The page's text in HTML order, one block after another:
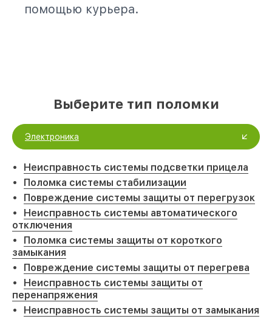
помощью курьера.
Выберите тип поломки
Электроника
Неисправность системы подсветки прицела
Поломка системы стабилизации
Повреждение системы защиты от перегрузок
Неисправность системы автоматического
отключения
Поломка системы защиты от короткого
замыкания
Повреждение системы защиты от перегрева
Неисправность системы защиты от
перенапряжения
Неисправность системы защиты от замыкания